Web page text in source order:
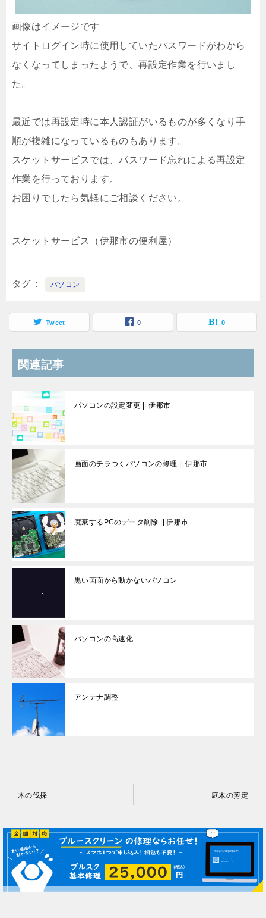
画像はイメージです
サイトログイン時に使用していたパスワードがわから
なくなってしまったようで、再設定作業を行いまし
た。
最近では再設定時に本人認証がいるものが多くなり手
順が複雑になっているものもあります。
スケットサービスでは、パスワード忘れによる再設定
作業を行っております。
お困りでしたら気軽にご相談ください。
スケットサービス（伊那市の便利屋）
タグ パソコン
Tweet 0 0
関連記事
パソコンの設定変更 || 伊那市
画面のチラつくパソコンの修理 || 伊那市
廃棄するPCのデータ削除 || 伊那市
黒い画面から動かないパソコン
パソコンの高速化
アンテナ調整
ナ
ビ
ゲ
ー
木の伐採 庭木の剪定